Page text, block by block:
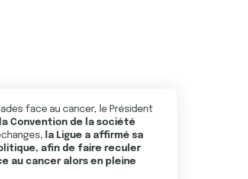
face au cancer, le Président
la Convention de la société
la Ligue a affirmé sa
afin de faire reculer
au cancer alors en pleine